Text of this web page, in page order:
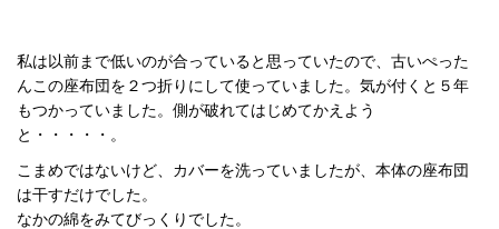
私は以前まで低いのが合っていると思っていたので、古いぺった
んこの座布団を２つ折りにして使っていました。 気が付くと５年
もつかっていました。側が破れてはじめてかえよう
と・・・・・。
こまめではないけど、カバーを洗っていましたが、本体の座布団
は干すだけでした。
なかの綿をみてびっくりでした。